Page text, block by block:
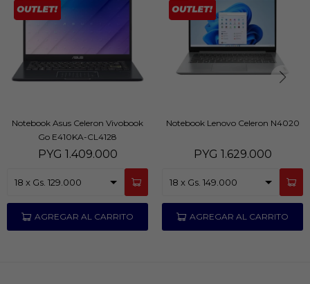
Notebook Asus Celeron Vivobook
Go E410KA-CL4128
PYG 1.409.000
Notebook Lenovo Celeron N4020
PYG 1.629.000